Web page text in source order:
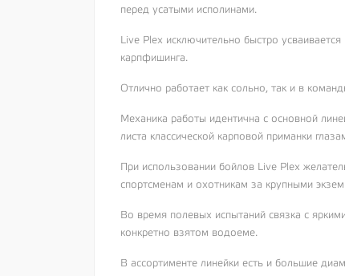
перед усатыми исполинами.
Live Plex исключительно быстро
карпфишинга.
Отлично работает как сольно, так и в
Механика работы идентична с основной
листа классической карповой приманки
При использовании бойлов Live Plex
спортсменам и охотникам за крупными
Во время полевых испытаний связка с
конкретно взятом водоеме.
В ассортименте линейки есть и большие